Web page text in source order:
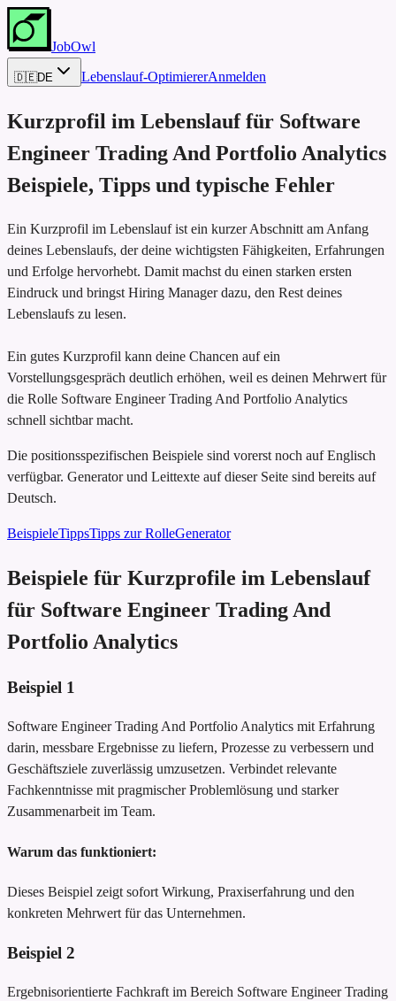
JobOwl
🇩🇪DE Lebenslauf-OptimiererAnmelden
Kurzprofil im Lebenslauf für Software
Engineer Trading And Portfolio Analytics
Beispiele, Tipps und typische Fehler
Ein Kurzprofil im Lebenslauf ist ein kurzer Abschnitt am Anfang
deines Lebenslaufs, der deine wichtigsten Fähigkeiten, Erfahrungen
und Erfolge hervorhebt. Damit machst du einen starken ersten
Eindruck und bringst Hiring Manager dazu, den Rest deines
Lebenslaufs zu lesen.
Ein gutes Kurzprofil kann deine Chancen auf ein
Vorstellungsgespräch deutlich erhöhen, weil es deinen Mehrwert für
die Rolle Software Engineer Trading And Portfolio Analytics
schnell sichtbar macht.
Die positionsspezifischen Beispiele sind vorerst noch auf Englisch
verfügbar. Generator und Leittexte auf dieser Seite sind bereits auf
Deutsch.
BeispieleTippsTipps zur RolleGenerator
Beispiele für Kurzprofile im Lebenslauf
für Software Engineer Trading And
Portfolio Analytics
Beispiel 1
Software Engineer Trading And Portfolio Analytics mit Erfahrung
darin, messbare Ergebnisse zu liefern, Prozesse zu verbessern und
Geschäftsziele zuverlässig umzusetzen. Verbindet relevante
Fachkenntnisse mit pragmischer Problemlösung und starker
Zusammenarbeit im Team.
Warum das funktioniert:
Dieses Beispiel zeigt sofort Wirkung, Praxiserfahrung und den
konkreten Mehrwert für das Unternehmen.
Beispiel 2
Ergebnisorientierte Fachkraft im Bereich Software Engineer Trading